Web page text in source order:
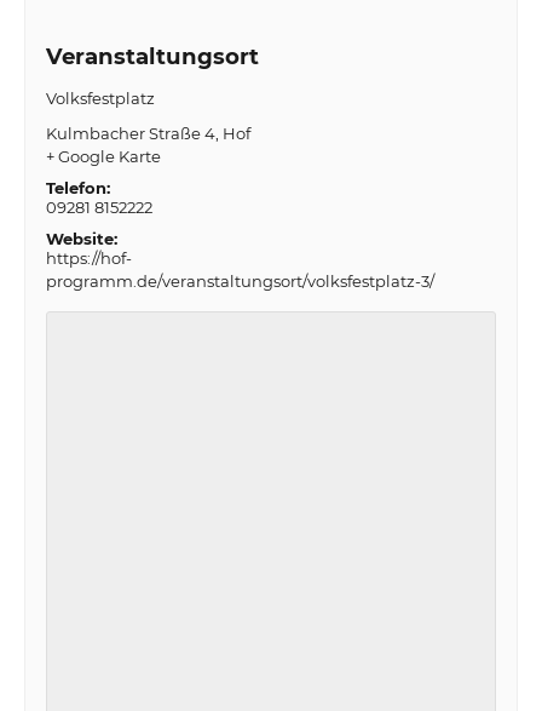
Veranstaltungsort
Volksfestplatz
Kulmbacher Straße 4 Hof
+ Google Karte
Telefon:
09281 8152222
Website:
https://hof-
programm.de/veranstaltungsort/volksfestplatz-3/